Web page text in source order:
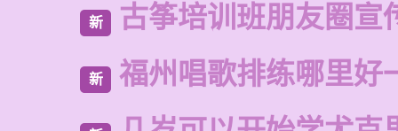
新 古筝培训班朋友圈宣
新 福州唱歌排练哪里好